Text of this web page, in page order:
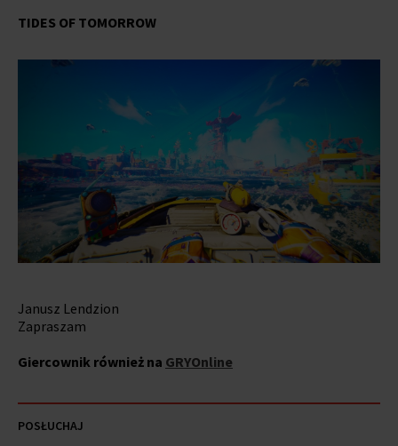
TIDES OF TOMORROW
Janusz Lendzion
Zapraszam
Giercownik również na GRYOnline
POSŁUCHAJ